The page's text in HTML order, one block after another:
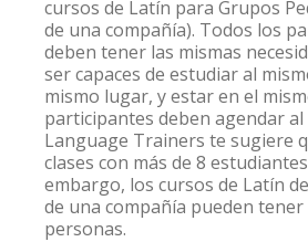
cursos de Latín para Grupos
de una compañía). Todos los
deben tener las mismas
ser capaces de estudiar al
mismo lugar, y estar en el
participantes deben agendar
Language Trainers te sugiere
clases con más de 8
embargo, los cursos de Latín
de una compañía pueden
personas.